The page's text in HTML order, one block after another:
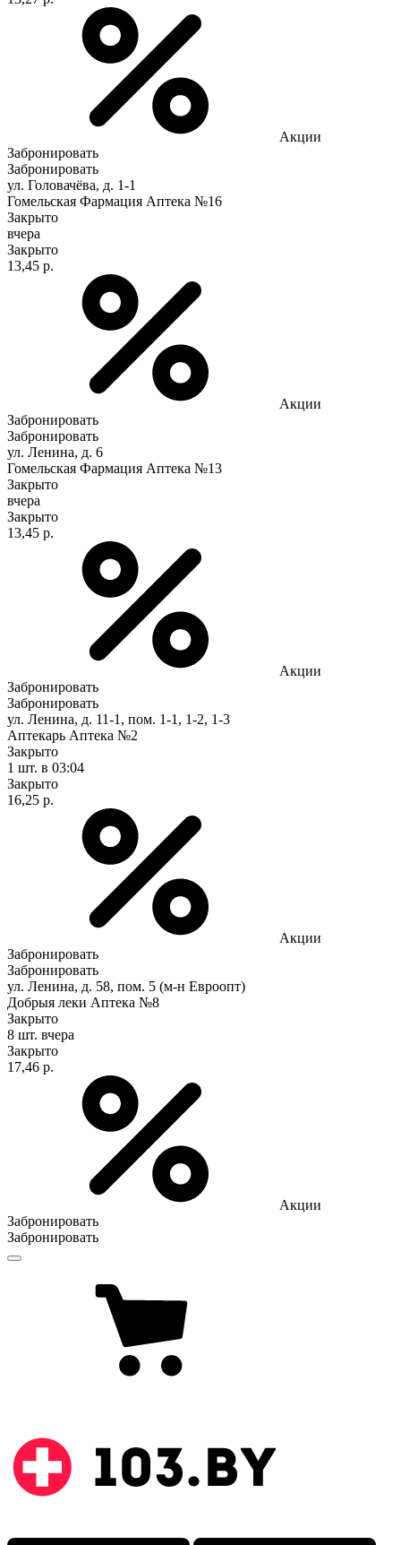
Акции
Забронировать
Забронировать
ул. Головачёва, д. 1-1
Гомельская Фармация Аптека №16
Закрыто
вчера
Закрыто
13,45 р.
Акции
Забронировать
Забронировать
ул. Ленина, д. 6
Гомельская Фармация Аптека №13
Закрыто
вчера
Закрыто
13,45 р.
Акции
Забронировать
Забронировать
ул. Ленина, д. 11-1, пом. 1-1, 1-2, 1-3
Аптекарь Аптека №2
Закрыто
1 шт. в 03:04
Закрыто
16,25 р.
Акции
Забронировать
Забронировать
ул. Ленина, д. 58, пом. 5 (м-н Евроопт)
Добрыя леки Аптека №8
Закрыто
8 шт. вчера
Закрыто
17,46 р.
Акции
Забронировать
Забронировать